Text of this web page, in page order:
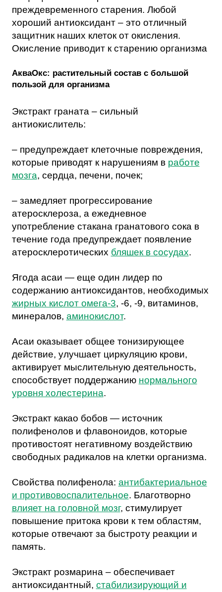
преждевременного старения. Любой
хороший антиоксидант – это отличный
защитник наших клеток от окисления.
Окисление приводит к старению организма
АкваОкс: растительный состав с большой
пользой для организма
Экстракт граната – сильный
антиокислитель:
– предупреждает клеточные повреждения,
которые приводят к нарушениям в работе
мозга, сердца, печени, почек;
– замедляет прогрессирование
атеросклероза, а ежедневное
употребление стакана гранатового сока в
течение года предупреждает появление
атеросклеротических бляшек в сосудах.
Ягода асаи — еще один лидер по
содержанию антиоксидантов, необходимых
жирных кислот омега-3, -6, -9, витаминов,
минералов, аминокислот.
Асаи оказывает общее тонизирующее
действие, улучшает циркуляцию крови,
активирует мыслительную деятельность,
способствует поддержанию нормального
уровня холестерина.
Экстракт какао бобов— источник
полифенолов и флавоноидов, которые
противостоят негативному воздействию
свободных радикалов на клетки организма.
Свойства полифенола: антибактериальное
и противовоспалительное. Благотворно
влияет на головной мозг, стимулирует
повышение притока крови к тем областям,
которые отвечают за быстроту реакции и
память.
Экстракт розмарина – обеспечивает
антиоксидантный, стабилизирующий и